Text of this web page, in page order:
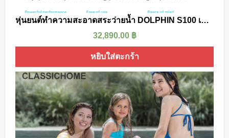
หุ่นยนต์ทำความสะอาดสระว่ายน้ำ DOLPHIN S100 เหมาะสำหรับพื้นและผนังสระว่ายน้ำ
32,890.00 ฿
หยิบใส่ตะกร้า